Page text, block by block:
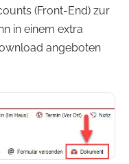
(Front-End) zur
in einem extra
angeboten